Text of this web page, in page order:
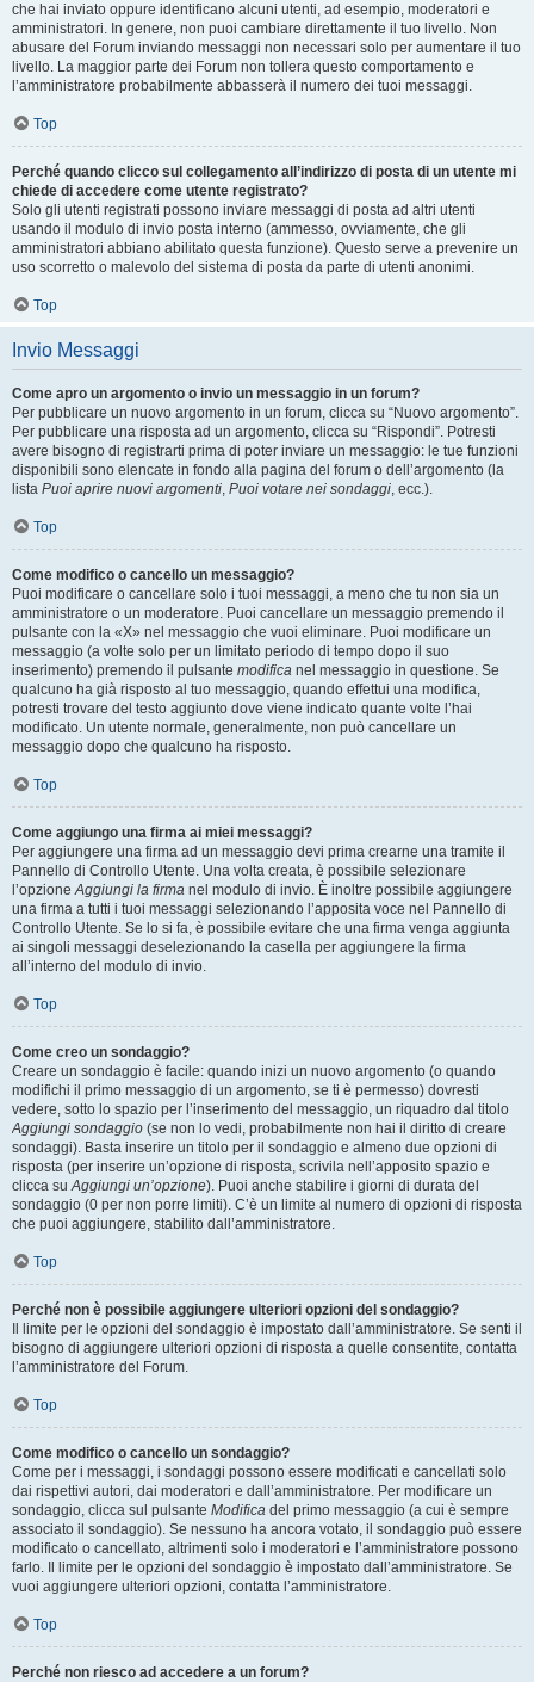
che hai inviato oppure identificano alcuni utenti, ad esempio, moderatori e
amministratori. In genere, non puoi cambiare direttamente il tuo livello. Non
abusare del Forum inviando messaggi non necessari solo per aumentare il tuo
livello. La maggior parte dei Forum non tollera questo comportamento e
l’amministratore probabilmente abbasserà il numero dei tuoi messaggi.
Top
Perché quando clicco sul collegamento all’indirizzo di posta di un utente mi
chiede di accedere come utente registrato?
Solo gli utenti registrati possono inviare messaggi di posta ad altri utenti
usando il modulo di invio posta interno (ammesso, ovviamente, che gli
amministratori abbiano abilitato questa funzione). Questo serve a prevenire un
uso scorretto o malevolo del sistema di posta da parte di utenti anonimi.
Top
Invio Messaggi
Come apro un argomento o invio un messaggio in un forum?
Per pubblicare un nuovo argomento in un forum, clicca su “Nuovo argomento”.
Per pubblicare una risposta ad un argomento, clicca su “Rispondi”. Potresti
avere bisogno di registrarti prima di poter inviare un messaggio: le tue funzioni
disponibili sono elencate in fondo alla pagina del forum o dell’argomento (la
lista Puoi aprire nuovi argomenti, Puoi votare nei sondaggi, ecc.).
Top
Come modifico o cancello un messaggio?
Puoi modificare o cancellare solo i tuoi messaggi, a meno che tu non sia un
amministratore o un moderatore. Puoi cancellare un messaggio premendo il
pulsante con la «X» nel messaggio che vuoi eliminare. Puoi modificare un
messaggio (a volte solo per un limitato periodo di tempo dopo il suo
inserimento) premendo il pulsante modifica nel messaggio in questione. Se
qualcuno ha già risposto al tuo messaggio, quando effettui una modifica,
potresti trovare del testo aggiunto dove viene indicato quante volte l’hai
modificato. Un utente normale, generalmente, non può cancellare un
messaggio dopo che qualcuno ha risposto.
Top
Come aggiungo una firma ai miei messaggi?
Per aggiungere una firma ad un messaggio devi prima crearne una tramite il
Pannello di Controllo Utente. Una volta creata, è possibile selezionare
l’opzioneAggiungi la firma nel modulo di invio. È inoltre possibile aggiungere
una firma a tutti i tuoi messaggi selezionando l’apposita voce nel Pannello di
Controllo Utente. Se lo si fa, è possibile evitare che una firma venga aggiunta
ai singoli messaggi deselezionando la casella per aggiungere la firma
all’interno del modulo di invio.
Top
Come creo un sondaggio?
Creare un sondaggio è facile: quando inizi un nuovo argomento (o quando
modifichi il primo messaggio di un argomento, se ti è permesso) dovresti
vedere, sotto lo spazio per l’inserimento del messaggio, un riquadro dal titolo
Aggiungi sondaggio (se non lo vedi, probabilmente non hai il diritto di creare
sondaggi). Basta inserire un titolo per il sondaggio e almeno due opzioni di
risposta (per inserire un’opzione di risposta, scrivila nell’apposito spazio e
clicca suAggiungi un’opzione). Puoi anche stabilire i giorni di durata del
sondaggio (0 per non porre limiti). C’è un limite al numero di opzioni di risposta
che puoi aggiungere, stabilito dall’amministratore.
Top
Perché non è possibile aggiungere ulteriori opzioni del sondaggio?
Il limite per le opzioni del sondaggio è impostato dall’amministratore. Se senti il
bisogno di aggiungere ulteriori opzioni di risposta a quelle consentite, contatta
l’amministratore del Forum.
Top
Come modifico o cancello un sondaggio?
Come per i messaggi, i sondaggi possono essere modificati e cancellati solo
dai rispettivi autori, dai moderatori e dall’amministratore. Per modificare un
sondaggio, clicca sul pulsante Modifica del primo messaggio (a cui è sempre
associato il sondaggio). Se nessuno ha ancora votato, il sondaggio può essere
modificato o cancellato, altrimenti solo i moderatori e l’amministratore possono
farlo. Il limite per le opzioni del sondaggio è impostato dall’amministratore. Se
vuoi aggiungere ulteriori opzioni, contatta l’amministratore.
Top
Perché non riesco ad accedere a un forum?